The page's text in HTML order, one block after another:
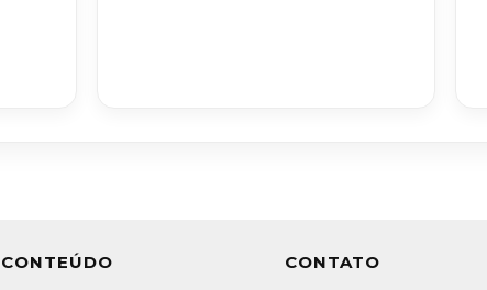
CONTEÚDO CONTATO